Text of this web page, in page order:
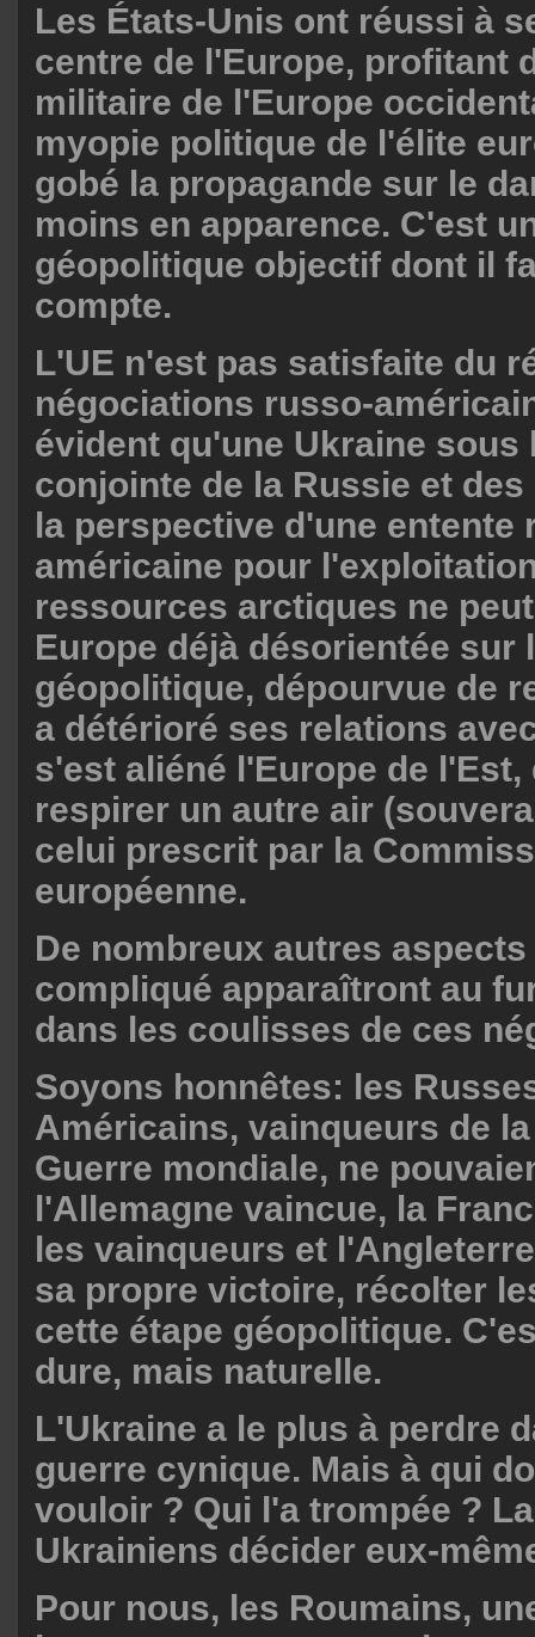
Les États-Unis ont réussi à
centre de l'Europe, profitant
militaire de l'Europe
myopie politique de l'élite
gobé la propagande sur le
moins en apparence. C'est
géopolitique objectif dont il
compte.
L'UE n'est pas satisfaite du
négociations russo-
évident qu'une Ukraine sous
conjointe de la Russie et
la perspective d'une entente
américaine pour
ressources arctiques ne
Europe déjà désorientée sur
géopolitique, dépourvue de
a détérioré ses relations
s'est aliéné l'Europe de l'Est,
respirer un autre air
celui prescrit par la
européenne.
De nombreux autres aspects
compliqué apparaîtront au
dans les coulisses de ces
Soyons honnêtes: les
Américains, vainqueurs de
Guerre mondiale, ne
l'Allemagne vaincue, la
les vainqueurs et
sa propre victoire, récolter
cette étape géopolitique.
dure, mais naturelle.
L'Ukraine a le plus à perdre
guerre cynique. Mais à qui
vouloir ? Qui l'a trompée ?
Ukrainiens décider eux-
Pour nous, les Roumains,